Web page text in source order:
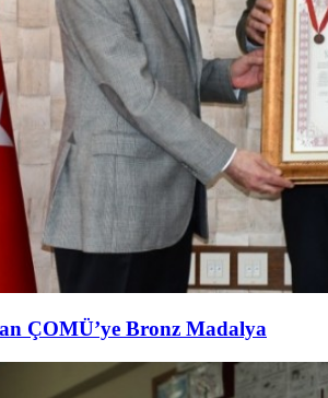
ÇOMÜ’ye Bronz Madalya